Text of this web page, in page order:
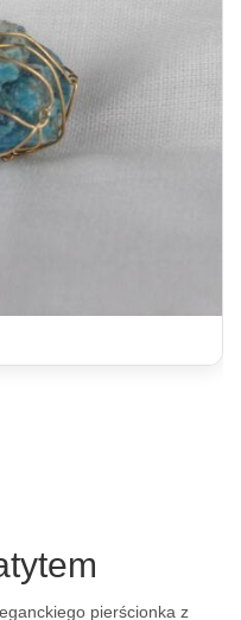
pierścionka z